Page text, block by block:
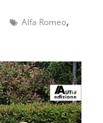
Alfa Romeo,